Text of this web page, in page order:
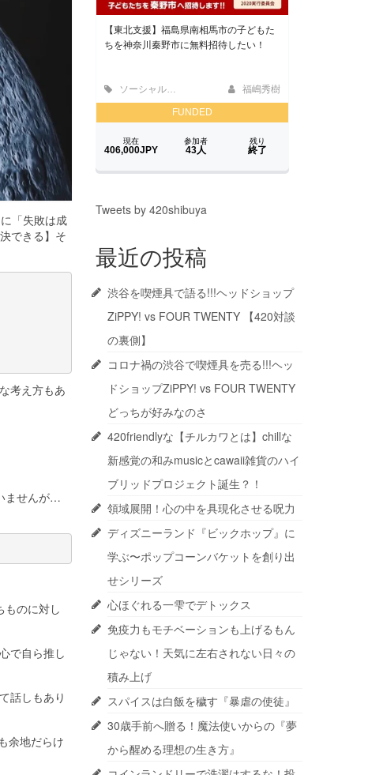
「失敗は成
できる】そ
考え方もあ
ませんが…
ものに対し
で自ら推し
話しもあり
余地だらけ
Tweets by 420shibuya
最近の投稿
渋谷を喫煙具で語る!!!ヘッドショップ
ZiPPY! vs FOUR TWENTY 【420対談
の裏側】
コロナ禍の渋谷で喫煙具を売る!!!ヘッ
ドショップZiPPY! vs FOUR TWENTY
どっちが好みなのさ
420friendlyな【チルカワとは】chillな
新感覚の和みmusicとcawaii雑貨のハイ
ブリッドプロジェクト誕生？！
領域展開！心の中を具現化させる呪力
ディズニーランド『ビックホップ』に
学ぶ〜ポップコーンバケットを創り出
せシリーズ
心ほぐれる一雫でデトックス
免疫力もモチベーションも上げるもん
じゃない！天気に左右されない日々の
積み上げ
スパイスは白飯を穢す『暴虐の使徒』
30歳手前へ贈る！魔法使いからの『夢
から醒める理想の生き方』